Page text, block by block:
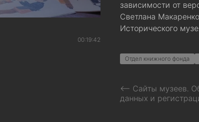
00:19:42
зависимости от
Светлана
Исторического
Отдел книжного фонда
⟵ Сайты музеев.
данных и